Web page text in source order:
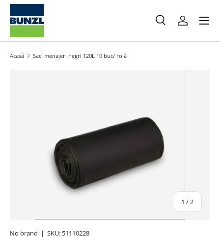
Salt la conținut
Caută
Caută
Meniu
Acasă Saci menajeri negri 120L 10 buc/ rolă
1 / din
2
No brand | SKU: 51110228